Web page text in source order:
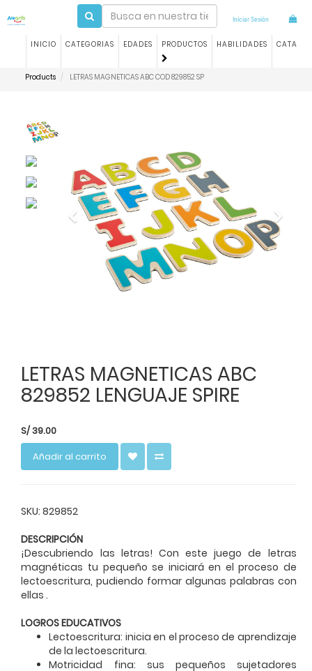
Iniciar Sesión
INICIO CATEGORIAS EDADES PRODUCTOS HABILIDADES
Products LETRAS MAGNETICAS ABC COD 829852 SP
Previous
LETRAS MAGNETICAS ABC
829852 LENGUAJE SPIRE
S/39.00
Añadir al carrito
SKU: 829852
DESCRIPCIÓN
¡Descubriendo las letras! Con este juego de letras
magnéticas tu pequeño se iniciará en el proceso de
lectoescritura, pudiendo formar algunas palabras con
ellas .
LOGROS EDUCATIVOS
Lectoescritura: inicia en el proceso de aprendizaje
de la lectoescritura.
Motricidad fina: sus pequeños sujetadores